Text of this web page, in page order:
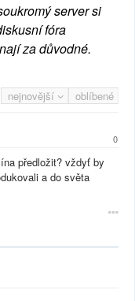
server si
fóra
za důvodné.
nejnovější oblíbené
0
předložit? vždyť by
a do světa